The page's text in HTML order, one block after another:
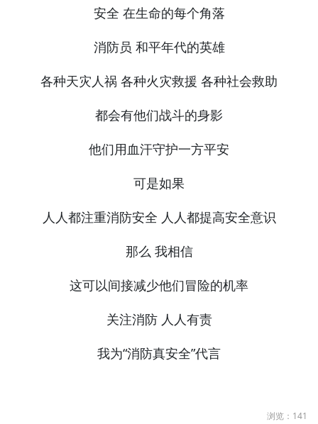
安全 在生命的每个角落
消防员 和平年代的英雄
各种天灾人祸 各种火灾救援 各种社会救助
都会有他们战斗的身影
他们用血汗守护一方平安
可是如果
人人都注重消防安全 人人都提高安全意识
那么 我相信
这可以间接减少他们冒险的机率
关注消防 人人有责
我为“消防真安全”代言
浏览：141